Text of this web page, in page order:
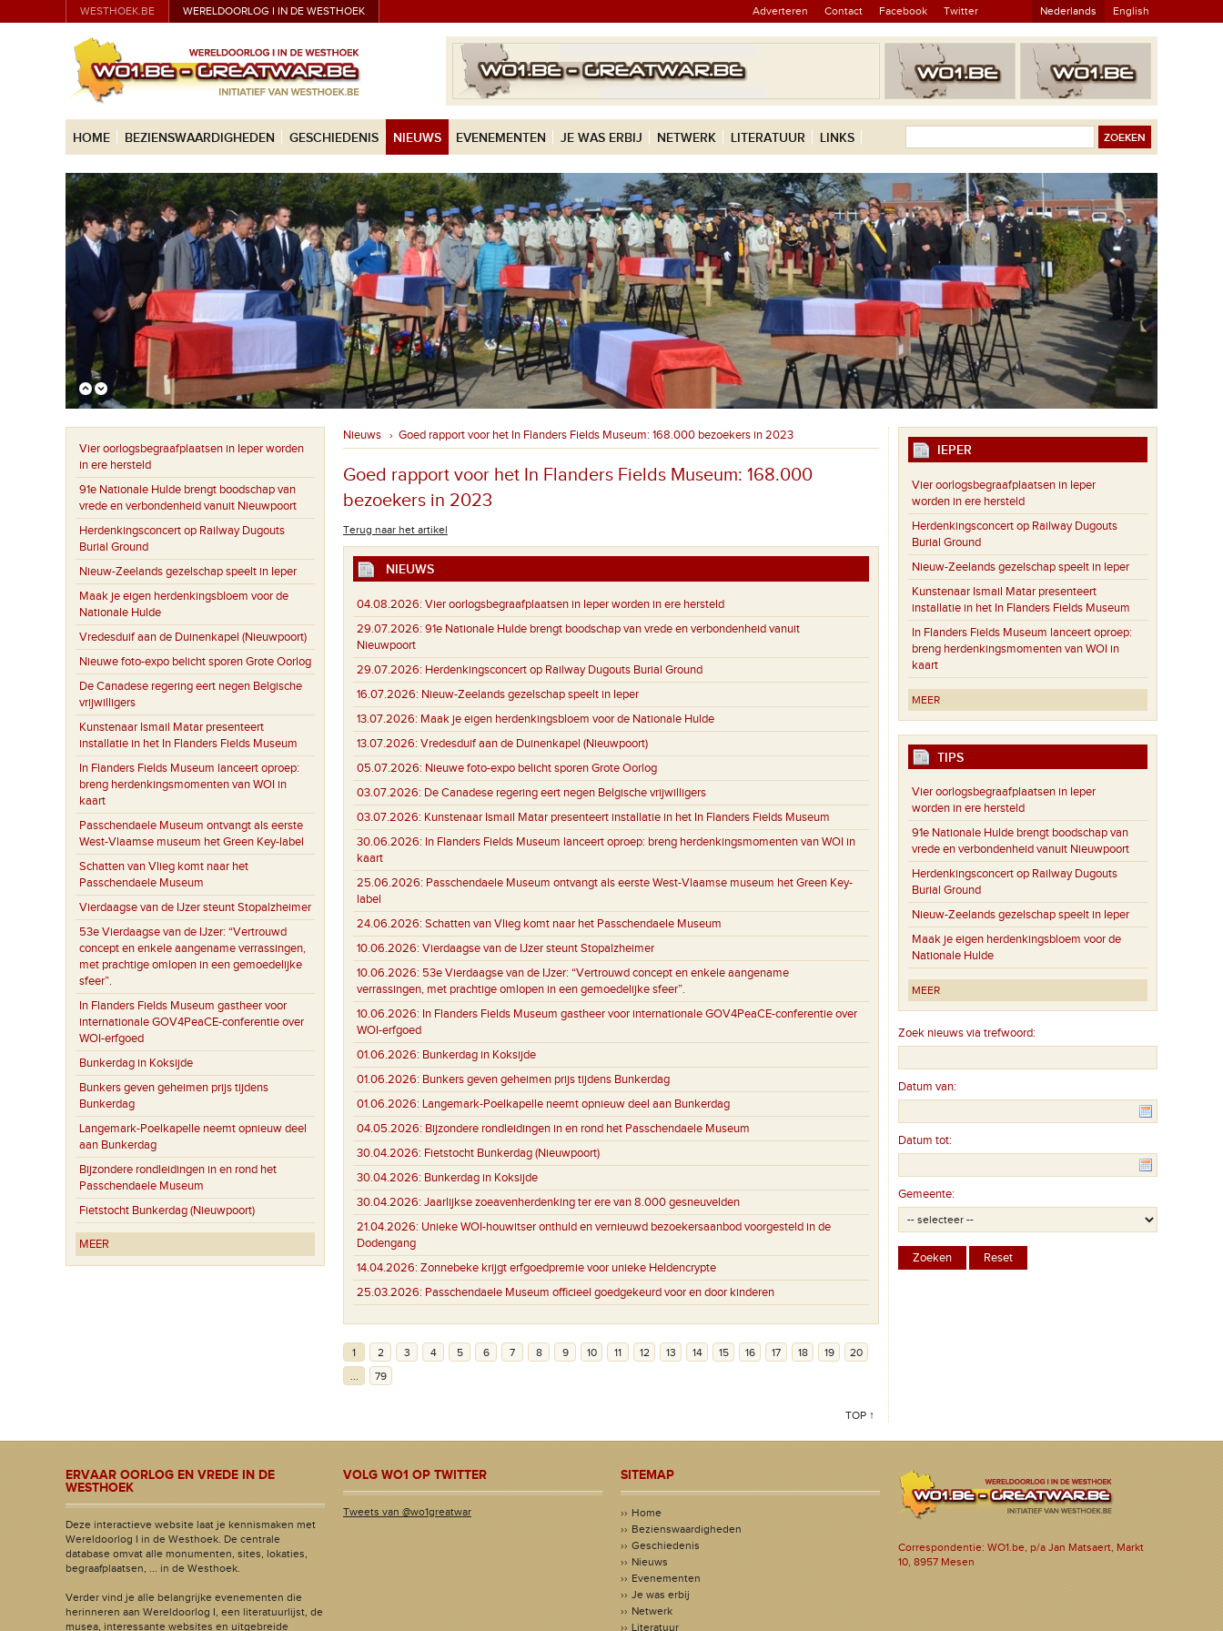
WESTHOEK.BE WERELDOORLOG I IN DE WESTHOEK Adverteren Contact Facebook Twitter Nederlands English
HOME BEZIENSWAARDIGHEDEN GESCHIEDENIS NIEUWS EVENEMENTEN JE WAS ERBIJ NETWERK LITERATUUR LINKS
Vier oorlogsbegraafplaatsen in Ieper worden
in ere hersteld
91e Nationale Hulde brengt boodschap van
vrede en verbondenheid vanuit Nieuwpoort
Herdenkingsconcert op Railway Dugouts
Burial Ground
Nieuw-Zeelands gezelschap speelt in Ieper
Maak je eigen herdenkingsbloem voor de
Nationale Hulde
Vredesduif aan de Duinenkapel (Nieuwpoort)
Nieuwe foto-expo belicht sporen Grote Oorlog
De Canadese regering eert negen Belgische
vrijwilligers
Kunstenaar Ismail Matar presenteert
installatie in het In Flanders Fields Museum
In Flanders Fields Museum lanceert oproep:
breng herdenkingsmomenten van WOI in
kaart
Passchendaele Museum ontvangt als eerste
West-Vlaamse museum het Green Key-label
Schatten van Vlieg komt naar het
Passchendaele Museum
Vierdaagse van de IJzer steunt Stopalzheimer
53e Vierdaagse van de IJzer: “Vertrouwd
concept en enkele aangename verrassingen,
met prachtige omlopen in een gemoedelijke
sfeer”.
In Flanders Fields Museum gastheer voor
internationale GOV4PeaCE-conferentie over
WOI-erfgoed
Bunkerdag in Koksijde
Bunkers geven geheimen prijs tijdens
Bunkerdag
Langemark-Poelkapelle neemt opnieuw deel
aan Bunkerdag
Bijzondere rondleidingen in en rond het
Passchendaele Museum
Fietstocht Bunkerdag (Nieuwpoort)
MEER
Nieuws › Goed rapport voor het In Flanders Fields Museum: 168.000 bezoekers in 2023
Goed rapport voor het In Flanders Fields Museum: 168.000
bezoekers in 2023
Terug naar het artikel
NIEUWS
04.08.2026: Vier oorlogsbegraafplaatsen in Ieper worden in ere hersteld
29.07.2026: 91e Nationale Hulde brengt boodschap van vrede en verbondenheid vanuit
Nieuwpoort
29.07.2026: Herdenkingsconcert op Railway Dugouts Burial Ground
16.07.2026: Nieuw-Zeelands gezelschap speelt in Ieper
13.07.2026: Maak je eigen herdenkingsbloem voor de Nationale Hulde
13.07.2026: Vredesduif aan de Duinenkapel (Nieuwpoort)
05.07.2026: Nieuwe foto-expo belicht sporen Grote Oorlog
03.07.2026: De Canadese regering eert negen Belgische vrijwilligers
03.07.2026: Kunstenaar Ismail Matar presenteert installatie in het In Flanders Fields Museum
30.06.2026: In Flanders Fields Museum lanceert oproep: breng herdenkingsmomenten van WOI in
kaart
25.06.2026: Passchendaele Museum ontvangt als eerste West-Vlaamse museum het Green Key-
label
24.06.2026: Schatten van Vlieg komt naar het Passchendaele Museum
10.06.2026: Vierdaagse van de IJzer steunt Stopalzheimer
10.06.2026: 53e Vierdaagse van de IJzer: “Vertrouwd concept en enkele aangename
verrassingen, met prachtige omlopen in een gemoedelijke sfeer”.
10.06.2026: In Flanders Fields Museum gastheer voor internationale GOV4PeaCE-conferentie over
WOI-erfgoed
01.06.2026: Bunkerdag in Koksijde
01.06.2026: Bunkers geven geheimen prijs tijdens Bunkerdag
01.06.2026: Langemark-Poelkapelle neemt opnieuw deel aan Bunkerdag
04.05.2026: Bijzondere rondleidingen in en rond het Passchendaele Museum
30.04.2026: Fietstocht Bunkerdag (Nieuwpoort)
30.04.2026: Bunkerdag in Koksijde
30.04.2026: Jaarlijkse zoeavenherdenking ter ere van 8.000 gesneuvelden
21.04.2026: Unieke WOI-houwitser onthuld en vernieuwd bezoekersaanbod voorgesteld in de
Dodengang
14.04.2026: Zonnebeke krijgt erfgoedpremie voor unieke Heldencrypte
25.03.2026: Passchendaele Museum officieel goedgekeurd voor en door kinderen
1 2 3 4 5 6 7 8 9 10 11 12 13 14 15 16 17 18 19
20
79
TOP ↑
IEPER
Vier oorlogsbegraafplaatsen in Ieper
worden in ere hersteld
Herdenkingsconcert op Railway Dugouts
Burial Ground
Nieuw-Zeelands gezelschap speelt in Ieper
Kunstenaar Ismail Matar presenteert
installatie in het In Flanders Fields Museum
In Flanders Fields Museum lanceert oproep:
breng herdenkingsmomenten van WOI in
kaart
MEER
TIPS
Vier oorlogsbegraafplaatsen in Ieper
worden in ere hersteld
91e Nationale Hulde brengt boodschap van
vrede en verbondenheid vanuit Nieuwpoort
Herdenkingsconcert op Railway Dugouts
Burial Ground
Nieuw-Zeelands gezelschap speelt in Ieper
Maak je eigen herdenkingsbloem voor de
Nationale Hulde
MEER
Zoek nieuws via trefwoord:
Datum van:
Datum tot:
Gemeente:
ERVAAR OORLOG EN VREDE IN DE
WESTHOEK
Deze interactieve website laat je kennismaken met
Wereldoorlog I in de Westhoek. De centrale
database omvat alle monumenten, sites, lokaties,
begraafplaatsen, ... in de Westhoek.
Verder vind je alle belangrijke evenementen die
herinneren aan Wereldoorlog I, een literatuurlijst, de
musea, interessante websites en uitgebreide
VOLG WO1 OP TWITTER
Tweets van @wo1greatwar
SITEMAP
Home
Bezienswaardigheden
Geschiedenis
Nieuws
Evenementen
Je was erbij
Netwerk
Literatuur
Correspondentie: WO1.be, p/a Jan Matsaert, Markt
10, 8957 Mesen